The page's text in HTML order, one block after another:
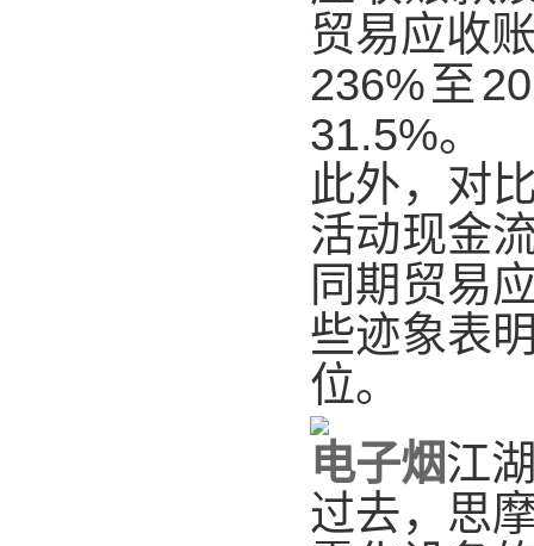
贸易应收
236%至
31.5%。
此外，对
活动现金
同期贸易
些迹象表
位。
电子烟江
过去，思